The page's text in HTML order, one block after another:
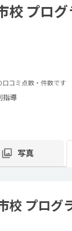
校 プロ
コミ点数・件数です
指導
写真
校 プログ